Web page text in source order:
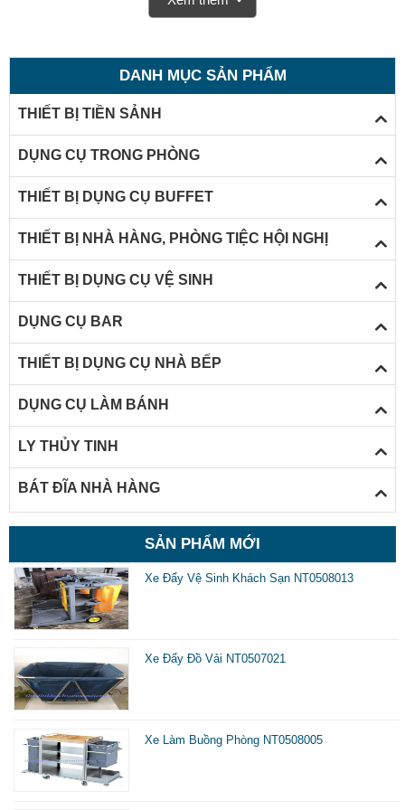
Dụng cụ vệ sinh khách sạn
Thiết bị dụng cụ vệ sinh mang đến những lợi
ích gì
- Thiết bị máy móc hỗ trợ giúp ta làm việc hiệu quả và
nhanh chóng. Với nền sàn dơ và bẩn nếu ta chà rửa vệ
sinh bằng tay thì mất rất nhiều thời gian nhưng cũng
không thể sạch và bóng được còn với máy chà sàn có thể
loại bỏ triệt để các vết bẩn cứng đầu trong một khoảng
thời gian rất nhanh với khu vực làm sạch có diện tích rộng
DANH MỤC SẢN PHẨM
THIẾT BỊ TIỀN SẢNH
DỤNG CỤ TRONG PHÒNG
THIẾT BỊ DỤNG CỤ BUFFET
THIẾT BỊ NHÀ HÀNG, PHÒNG TIỆC HỘI NGHỊ
THIẾT BỊ DỤNG CỤ VỆ SINH
DỤNG CỤ BAR
THIẾT BỊ DỤNG CỤ NHÀ BẾP
DỤNG CỤ LÀM BÁNH
LY THỦY TINH
BÁT ĐĨA NHÀ HÀNG
SẢN PHẨM MỚI
Xe Đẩy Vệ Sinh Khách Sạn NT0508013
Xe Đẩy Đồ Vải NT0507021
Xe Làm Buồng Phòng NT0508005